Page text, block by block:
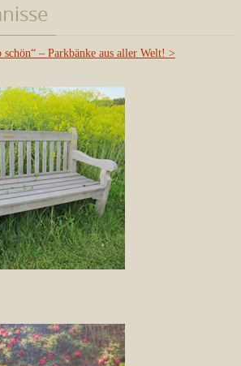
– Parkbänke aus aller Welt! >